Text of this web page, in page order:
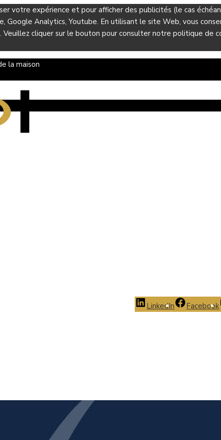
votre expérience et pour afficher des publicités (le cas
Analytics, Youtube. En utilisant le site Web, vous
cliquer sur le bouton pour consulter notre politique de
la maison
LinkedIn Facebook